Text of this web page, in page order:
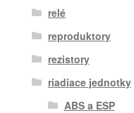
relé
reproduktory
rezistory
riadiace jednotky
ABS a ESP